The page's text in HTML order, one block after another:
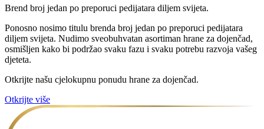
Brend broj jedan po preporuci pedijatara diljem svijeta.
Ponosno nosimo titulu brenda broj jedan po preporuci pedijatara
diljem svijeta. Nudimo sveobuhvatan asortiman hrane za dojenčad,
osmišljen kako bi podržao svaku fazu i svaku potrebu razvoja vašeg
djeteta.
Otkrijte našu cjelokupnu ponudu hrane za dojenčad.
Otkrijte više